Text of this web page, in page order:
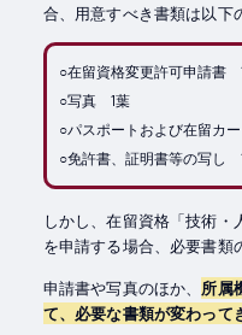
合、用意すべき書類は以下
○在留資格変更許可申請書
○写真 1葉
○パスポートおよび在留カ
○免許書、証明書等の写し
しかし、在留資格「技術
を申請する場合、必要書類
申請書や写真のほか、 所属
て、必要な書類が変わって